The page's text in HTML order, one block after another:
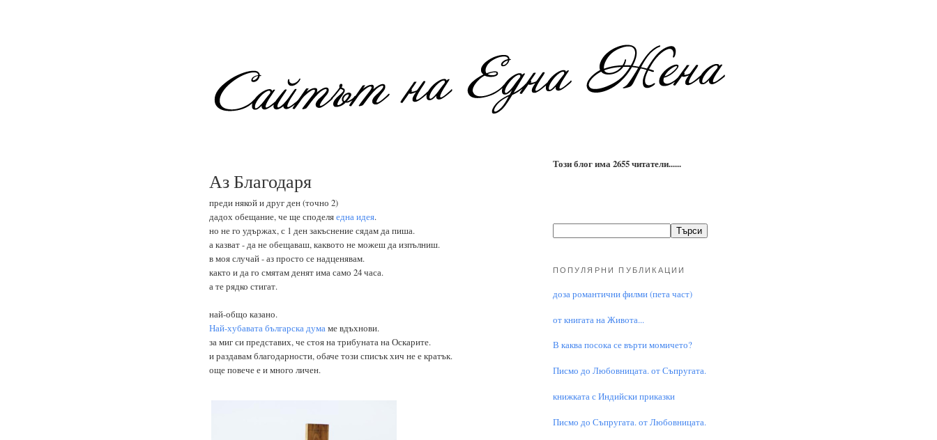
Аз Благодаря
преди някой и друг ден (точно 2)
дадох обещание, че ще споделяедна идея.
но не го удържах, с 1 ден закъснение сядам да пиша.
а казват - да не обещаваш, каквото не можеш да изпълниш.
в моя случай - аз просто се надценявам.
както и да го смятам денят има само 24 часа.
а те рядко стигат.
най-общо казано.
Най-хубавата българска думаме вдъхнови.
за миг си представих, че стоя на трибуната на Оскарите.
и раздавам благодарности, обаче този списък хич не е кратък.
още повече е и много личен.
Този блог има 2655 читатели......
ПОПУЛЯРНИ ПУБЛИКАЦИИ
доза романтични филми (пета част)
от книгата на Живота...
В каква посока се върти момичето?
Писмо до Любовницата. от Съпругата.
книжката с Индийски приказки
Писмо до Съпругата. от Любовницата.